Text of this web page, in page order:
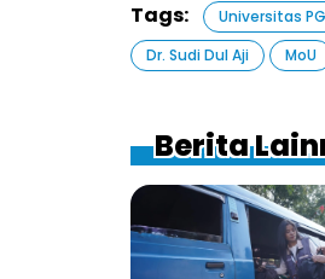
Tags: Universitas
Dr. Sudi Dul Aji
MoU
Berita